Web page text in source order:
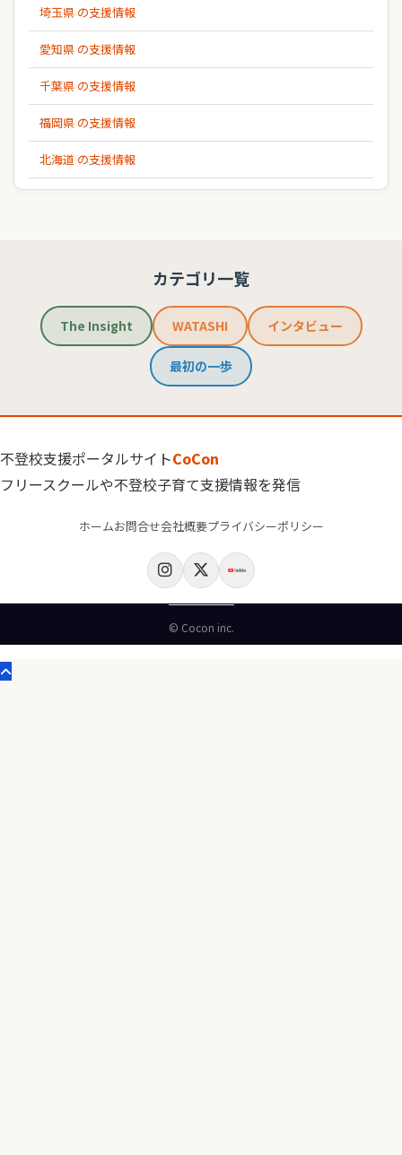
埼玉県 の支援情報
愛知県 の支援情報
千葉県 の支援情報
福岡県 の支援情報
北海道 の支援情報
カテゴリ一覧
The Insight WATASHI インタビュー
最初の一歩
不登校支援ポータルサイトCoCon
フリースクールや不登校子育て支援情報を発信
ホームお問合せ会社概要プライバシーポリシー
© Cocon inc.